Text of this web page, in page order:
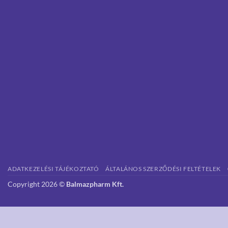
ADATKEZELÉSI TÁJÉKOZTATÓ ÁLTALÁNOS SZERZŐDÉSI FELTÉTELEK
Copyright 2026 © Balmazpharm Kft.